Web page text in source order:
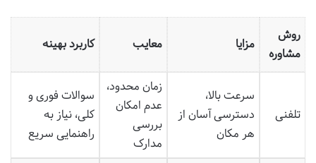
روش
مشاوره
مزایا معایب کاربرد بهینه
تلفنی
سرعت بالا،
دسترسی آسان از
هر مکان
زمان محدود،
عدم امکان
بررسی
مدارک
سوالات فوری و
کلی، نیاز به
راهنمایی سریع